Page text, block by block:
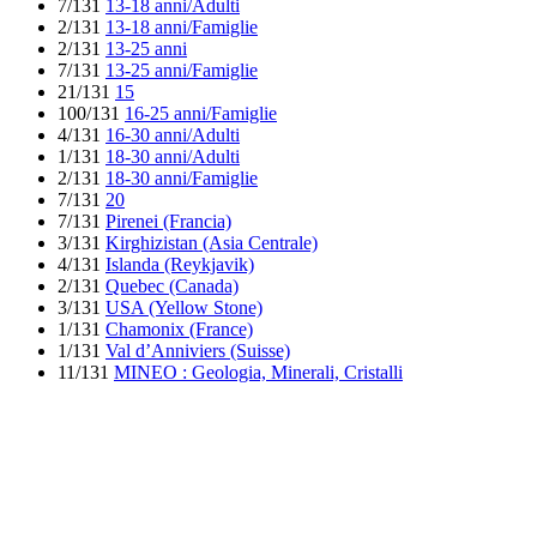
7/131 13-18 anni/Adulti
2/131 13-18 anni/Famiglie
2/131 13-25 anni
7/131 13-25 anni/Famiglie
21/131 15
100/131 16-25 anni/Famiglie
4/131 16-30 anni/Adulti
1/131 18-30 anni/Adulti
2/131 18-30 anni/Famiglie
7/131 20
7/131 Pirenei (Francia)
3/131 Kirghizistan (Asia Centrale)
4/131 Islanda (Reykjavik)
2/131 Quebec (Canada)
3/131 USA (Yellow Stone)
1/131 Chamonix (France)
1/131 Val d’Anniviers (Suisse)
11/131 MINEO : Geologia, Minerali, Cristalli